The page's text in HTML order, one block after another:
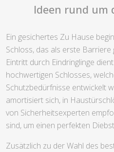
Ideen rund um
Ein gesichertes Zu Hause
Schloss, das als erste
Eintritt durch Eindringlinge
hochwertigen Schlosses,
Schutzbedürfnisse entwickelt
amortisiert sich, in
von Sicherheitsexperten
sind, um einen perfekten
Zusätzlich zu der Wahl des